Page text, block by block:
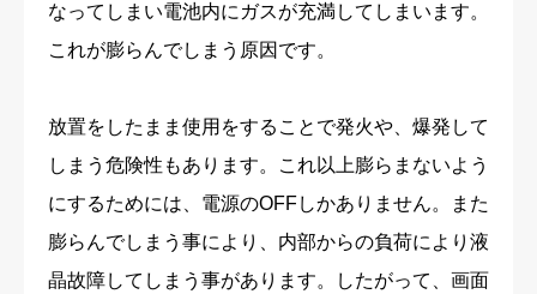
なってしまい電池内にガスが充満してしまいます。
これが膨らんでしまう原因です。
放置をしたまま使用をすることで発火や、爆発して
しまう危険性もあります。これ以上膨らまないよう
にするためには、電源のOFFしかありません。また
膨らんでしまう事により、内部からの負荷により液
晶故障してしまう事があります。したがって、画面